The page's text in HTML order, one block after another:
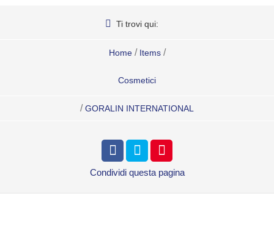
Ti trovi qui:
Home / Items /
Cosmetici
/ GORALIN INTERNATIONAL
Condividi questa pagina